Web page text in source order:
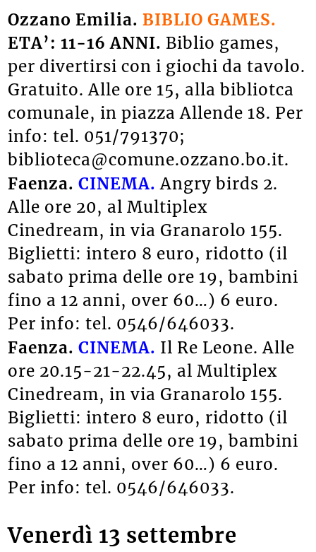
Ozzano Emilia.BIBLIO GAMES.
ETA’: 11-16 ANNI. Biblio games,
per divertirsi con i giochi da tavolo.
Gratuito. Alle ore 15, alla bibliotca
comunale, in piazza Allende 18. Per
info: tel. 051/791370;
biblioteca@comune.ozzano.bo.it.
Faenza.CINEMA. Angry birds 2.
Alle ore 20, al Multiplex
Cinedream, in via Granarolo 155.
Biglietti: intero 8 euro, ridotto (il
sabato prima delle ore 19, bambini
fino a 12 anni, over 60…) 6 euro.
Per info: tel. 0546/646033.
Faenza.CINEMA. Il Re Leone. Alle
ore 20.15-21-22.45, al Multiplex
Cinedream, in via Granarolo 155.
Biglietti: intero 8 euro, ridotto (il
sabato prima delle ore 19, bambini
fino a 12 anni, over 60…) 6 euro.
Per info: tel. 0546/646033.
Venerdì 13 settembre